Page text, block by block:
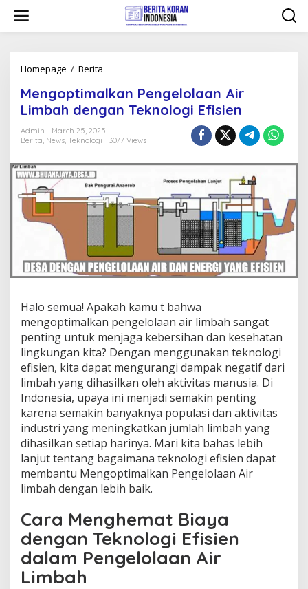
content
Homepage / Berita
Air
Limbah
dengan
Teknologi
Efisien
Mengoptimalkan Pengelolaan Air
Limbah dengan Teknologi Efisien
Admin
March 25, 2025
Berita, News, Teknologi 3077 Views
Halo semua! Apakah kamu t bahwa
mengoptimalkan pengelolaan air limbah sangat
penting untuk menjaga kebersihan dan kesehatan
lingkungan kita? Dengan menggunakan teknologi
efisien, kita dapat mengurangi dampak negatif dari
limbah yang dihasilkan oleh aktivitas manusia. Di
Indonesia, upaya ini menjadi semakin penting
karena semakin banyaknya populasi dan aktivitas
industri yang meningkatkan jumlah limbah yang
dihasilkan setiap harinya. Mari kita bahas lebih
lanjut tentang bagaimana teknologi efisien dapat
membantu Mengoptimalkan Pengelolaan Air
limbah dengan lebih baik.
Cara Menghemat Biaya
dengan Teknologi Efisien
dalam Pengelolaan Air
Limbah